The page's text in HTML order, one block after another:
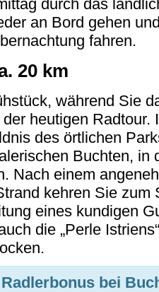
durch das
an Bord gehen
fahren.
20 km
während Sie
heutigen
des örtlichen
Buchten, in
Nach einem
kehren Sie zum
eines kundigen
die „Perle
bei